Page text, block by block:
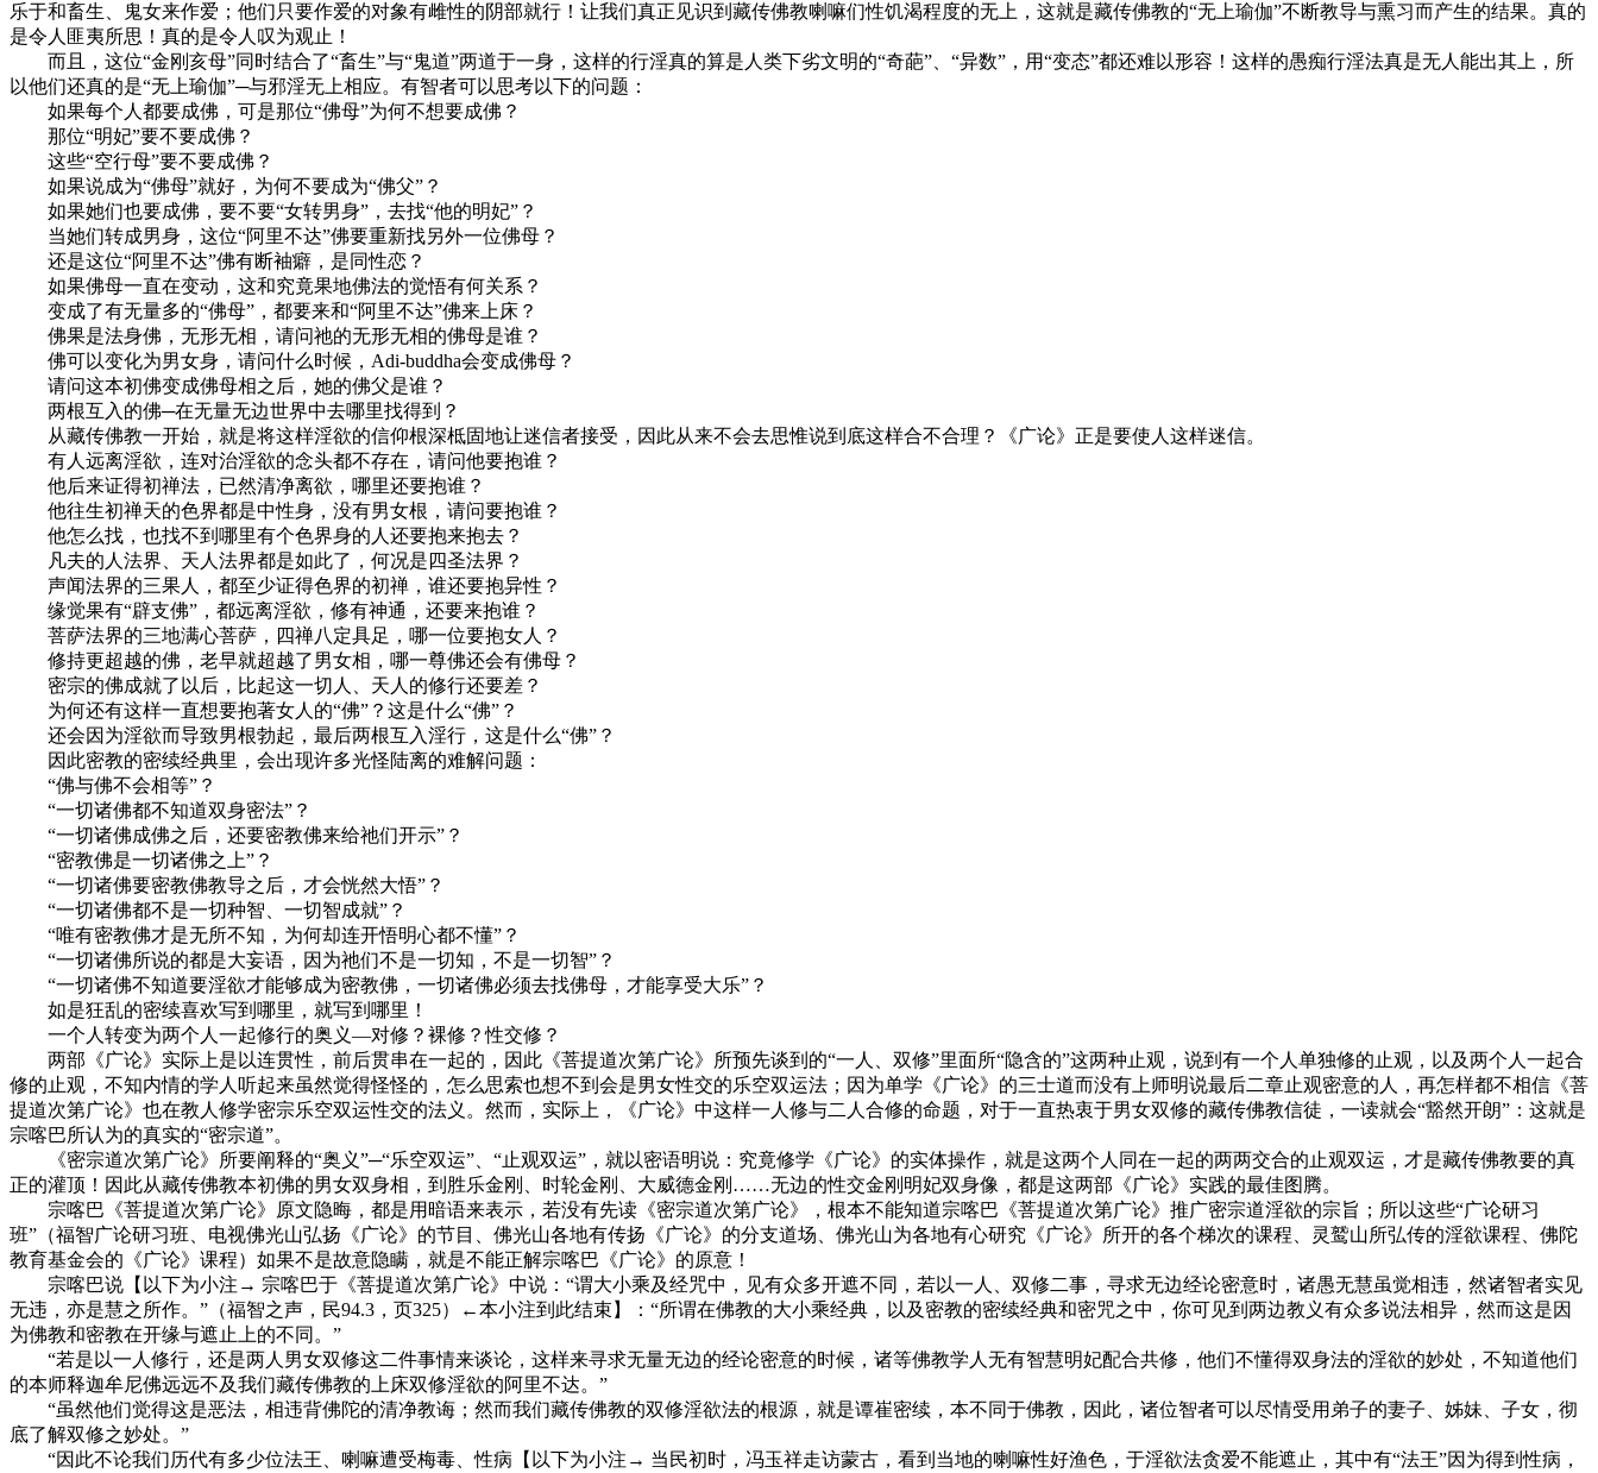
乐于和畜生、鬼女来作爱；他们只要作爱的对象有雌性的阴部就行！让我们真正见识到藏传佛教喇嘛们性饥渴程度的无上，这就是藏传佛教的“无上瑜伽”不断教导与熏习而产生的结果。真的
是令人匪夷所思！真的是令人叹为观止！
而且，这位“金刚亥母”同时结合了“畜生”与“鬼道”两道于一身，这样的行淫真的算是人类下劣文明的“奇葩”、“异数”，用“变态”都还难以形容！这样的愚痴行淫法真是无人能出其上，所
以他们还真的是“无上瑜伽”─与邪淫无上相应。有智者可以思考以下的问题：
如果每个人都要成佛，可是那位“佛母”为何不想要成佛？
那位“明妃”要不要成佛？
这些“空行母”要不要成佛？
如果说成为“佛母”就好，为何不要成为“佛父”？
如果她们也要成佛，要不要“女转男身”，去找“他的明妃”？
当她们转成男身，这位“阿里不达”佛要重新找另外一位佛母？
还是这位“阿里不达”佛有断袖癖，是同性恋？
如果佛母一直在变动，这和究竟果地佛法的觉悟有何关系？
变成了有无量多的“佛母”，都要来和“阿里不达”佛来上床？
佛果是法身佛，无形无相，请问祂的无形无相的佛母是谁？
佛可以变化为男女身，请问什么时候，Adi-buddha会变成佛母？
请问这本初佛变成佛母相之后，她的佛父是谁？
两根互入的佛─在无量无边世界中去哪里找得到？
从藏传佛教一开始，就是将这样淫欲的信仰根深柢固地让迷信者接受，因此从来不会去思惟说到底这样合不合理？《广论》正是要使人这样迷信。
有人远离淫欲，连对治淫欲的念头都不存在，请问他要抱谁？
他后来证得初禅法，已然清净离欲，哪里还要抱谁？
他往生初禅天的色界都是中性身，没有男女根，请问要抱谁？
他怎么找，也找不到哪里有个色界身的人还要抱来抱去？
凡夫的人法界、天人法界都是如此了，何况是四圣法界？
声闻法界的三果人，都至少证得色界的初禅，谁还要抱异性？
缘觉果有“辟支佛”，都远离淫欲，修有神通，还要来抱谁？
菩萨法界的三地满心菩萨，四禅八定具足，哪一位要抱女人？
修持更超越的佛，老早就超越了男女相，哪一尊佛还会有佛母？
密宗的佛成就了以后，比起这一切人、天人的修行还要差？
为何还有这样一直想要抱著女人的“佛”？这是什么“佛”？
还会因为淫欲而导致男根勃起，最后两根互入淫行，这是什么“佛”？
因此密教的密续经典里，会出现许多光怪陆离的难解问题：
“佛与佛不会相等”？
“一切诸佛都不知道双身密法”？
“一切诸佛成佛之后，还要密教佛来给祂们开示”？
“密教佛是一切诸佛之上”？
“一切诸佛要密教佛教导之后，才会恍然大悟”？
“一切诸佛都不是一切种智、一切智成就”？
“唯有密教佛才是无所不知，为何却连开悟明心都不懂”？
“一切诸佛所说的都是大妄语，因为祂们不是一切知，不是一切智”？
“一切诸佛不知道要淫欲才能够成为密教佛，一切诸佛必须去找佛母，才能享受大乐”？
如是狂乱的密续喜欢写到哪里，就写到哪里！
一个人转变为两个人一起修行的奥义—对修？裸修？性交修？
两部《广论》实际上是以连贯性，前后贯串在一起的，因此《菩提道次第广论》所预先谈到的“一人、双修”里面所“隐含的”这两种止观，说到有一个人单独修的止观，以及两个人一起合
修的止观，不知内情的学人听起来虽然觉得怪怪的，怎么思索也想不到会是男女性交的乐空双运法；因为单学《广论》的三士道而没有上师明说最后二章止观密意的人，再怎样都不相信《菩
提道次第广论》也在教人修学密宗乐空双运性交的法义。然而，实际上，《广论》中这样一人修与二人合修的命题，对于一直热衷于男女双修的藏传佛教信徒，一读就会“豁然开朗”：这就是
宗喀巴所认为的真实的“密宗道”。
《密宗道次第广论》所要阐释的“奥义”─“乐空双运”、“止观双运”，就以密语明说：究竟修学《广论》的实体操作，就是这两个人同在一起的两两交合的止观双运，才是藏传佛教要的真
正的灌顶！因此从藏传佛教本初佛的男女双身相，到胜乐金刚、时轮金刚、大威德金刚……无边的性交金刚明妃双身像，都是这两部《广论》实践的最佳图腾。
宗喀巴《菩提道次第广论》原文隐晦，都是用暗语来表示，若没有先读《密宗道次第广论》，根本不能知道宗喀巴《菩提道次第广论》推广密宗道淫欲的宗旨；所以这些“广论研习
班”（福智广论研习班、电视佛光山弘扬《广论》的节目、佛光山各地有传扬《广论》的分支道场、佛光山为各地有心研究《广论》所开的各个梯次的课程、灵鹫山所弘传的淫欲课程、佛陀
教育基金会的《广论》课程）如果不是故意隐瞒，就是不能正解宗喀巴《广论》的原意！
宗喀巴说【以下为小注→ 宗喀巴于《菩提道次第广论》中说：“谓大小乘及经咒中，见有众多开遮不同，若以一人、双修二事，寻求无边经论密意时，诸愚无慧虽觉相违，然诸智者实见
无违，亦是慧之所作。”（福智之声，民94.3，页325）←本小注到此结束】：“所谓在佛教的大小乘经典，以及密教的密续经典和密咒之中，你可见到两边教义有众多说法相异，然而这是因
为佛教和密教在开缘与遮止上的不同。”
“若是以一人修行，还是两人男女双修这二件事情来谈论，这样来寻求无量无边的经论密意的时候，诸等佛教学人无有智慧明妃配合共修，他们不懂得双身法的淫欲的妙处，不知道他们
的本师释迦牟尼佛远远不及我们藏传佛教的上床双修淫欲的阿里不达。”
“虽然他们觉得这是恶法，相违背佛陀的清净教诲；然而我们藏传佛教的双修淫欲法的根源，就是谭崔密续，本不同于佛教，因此，诸位智者可以尽情受用弟子的妻子、姊妹、子女，彻
底了解双修之妙处。”
“因此不论我们历代有多少位法王、喇嘛遭受梅毒、性病【以下为小注→ 当民初时，冯玉祥走访蒙古，看到当地的喇嘛性好渔色，于淫欲法贪爱不能遮止，其中有“法王”因为得到性病，